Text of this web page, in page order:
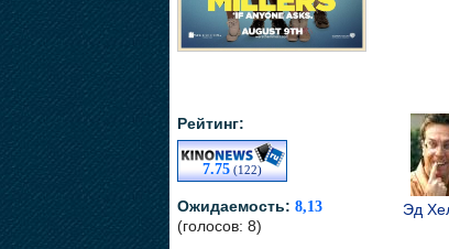
Рейтинг:
7.75(122)
Ожидаемость: 8,13
(голосов: 8)
Эд